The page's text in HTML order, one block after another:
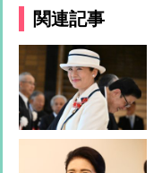
関連記事